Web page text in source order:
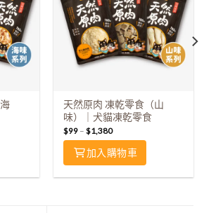
天然原肉 凍乾零食（山
味）｜犬貓凍乾零食
$99 –$1,380
加入購物車